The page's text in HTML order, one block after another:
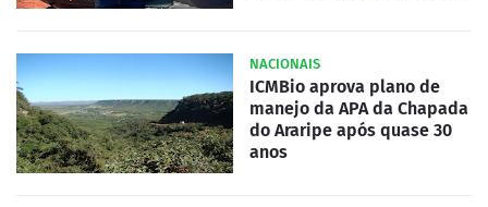
NACIONAIS
ICMBio aprova plano de
manejo da APA da Chapada
do Araripe após quase 30
anos